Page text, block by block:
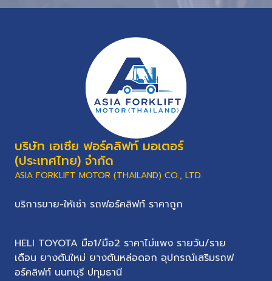
บริษัท เอเซีย ฟอร์คลิฟท์ มอเตอร์
(ประเทศไทย) จำกัด
ASIA FORKLIFT MOTOR (THAILAND) CO., LTD.
บริการขาย-ให้เช่า รถฟอร์คลิฟท์ ราคาถูก
HELI TOYOTA มือ1/มือ2 ราคาไม่แพง รายวัน/ราย
เดือน ยางตันใหม่ ยางตันหล่อดอก อุปกรณ์เสริมรถฟ
อร์คลิฟท์ นนทบุรี ปทุมธานี